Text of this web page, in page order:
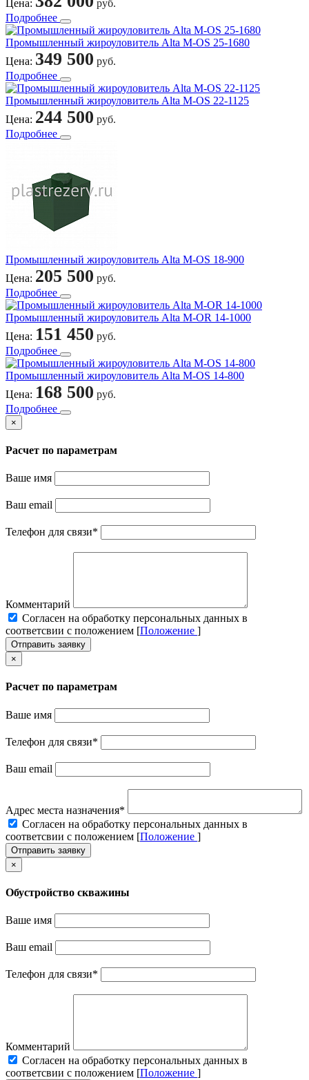
Цена:
руб.
Подробнее
Промышленный жироуловитель Alta M-OS 25-1680
Цена: 349 500 руб.
Подробнее
Промышленный жироуловитель Alta M-OS 22-1125
Цена: 244 500 руб.
Подробнее
Промышленный жироуловитель Alta M-OS 18-900
Цена: 205 500 руб.
Подробнее
Промышленный жироуловитель Alta M-OR 14-1000
Цена: 151 450 руб.
Подробнее
Промышленный жироуловитель Alta M-OS 14-800
Цена: 168 500 руб.
Подробнее
×
Расчет по параметрам
Ваше имя
Ваш email
Телефон для связи*
Комментарий
Cогласен на обработку персональных данных в
соответсвии с положением [Положение ]
Отправить заявку
×
Расчет по параметрам
Ваше имя
Телефон для связи*
Ваш email
Адрес места назначения*
Cогласен на обработку персональных данных в
соответсвии с положением [Положение ]
Отправить заявку
×
Обустройство скважины
Ваше имя
Ваш email
Телефон для связи*
Комментарий
Cогласен на обработку персональных данных в
соответсвии с положением [Положение ]